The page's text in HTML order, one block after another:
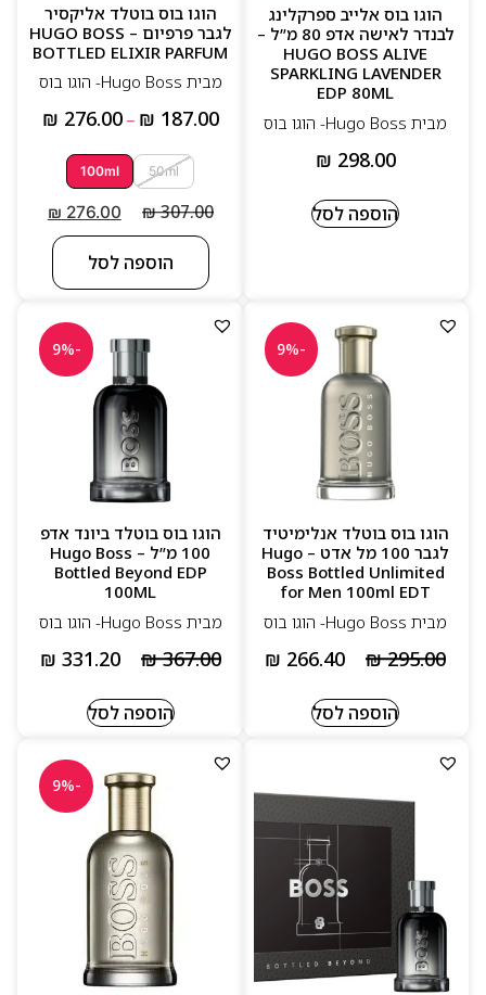
הוגו בוס אלייב ספרקלינג
לבנדר לאישה אדפ 80 מ”ל –
HUGO BOSS ALIVE
SPARKLING LAVENDER
EDP 80ML
מבית Hugo Boss- הוגו בוס
₪ 298.00
הוספה לסל
הוגו בוס בוטלד אליקסיר
לגבר פרפיום – HUGO BOSS
BOTTLED ELIXIR PARFUM
מבית Hugo Boss- הוגו בוס
₪ 187.00
–
₪ 276.00
50ml
100ml
₪307.00
₪ 276.00
הוספה לסל
-9%
הוגו בוס בוטלד אנלימיטיד
לגבר 100 מל אדט – Hugo
Boss Bottled Unlimited
for Men 100ml EDT
מבית Hugo Boss- הוגו בוס
₪295.00
₪ 266.40
הוספה לסל
-9%
הוגו בוס בוטלד ביונד אדפ
100 מ”ל – Hugo Boss
Bottled Beyond EDP
100ML
מבית Hugo Boss- הוגו בוס
₪367.00
₪ 331.20
הוספה לסל
-9%